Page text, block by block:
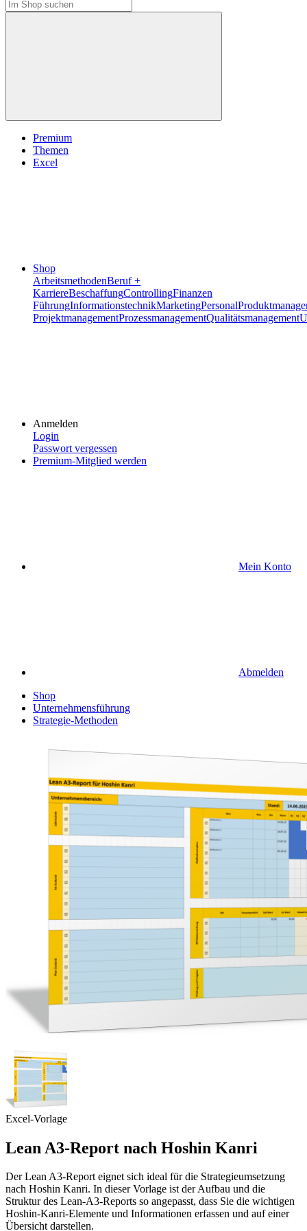
Premium
Themen
Excel
Shop
ArbeitsmethodenBeruf +
KarriereBeschaffungControllingFinanzen
FührungInformationstechnikMarketingPersonal
ProjektmanagementProzessmanagementQualitätsmanagement
Anmelden
Login
Passwort vergessen
Premium-Mitglied werden
Mein Konto
Abmelden
Shop
Unternehmensführung
Strategie-Methoden
Excel-Vorlage
Lean A3-Report nach Hoshin Kanri
Der Lean A3-Report eignet sich ideal für die Strategieumsetzung
nach Hoshin Kanri. In dieser Vorlage ist der Aufbau und die
Struktur des Lean-A3-Reports so angepasst, dass Sie die wichtigen
Hoshin-Kanri-Elemente und Informationen erfassen und auf einer
Übersicht darstellen.